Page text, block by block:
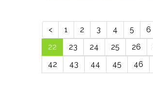
< 1 2 3 4 5 6
22
23 24 25 26
42
43 44 45 46